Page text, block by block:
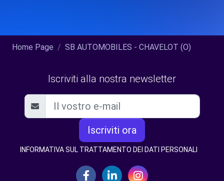
Home Page SB AUTOMOBILES - CHAVELOT (O)
Iscriviti alla nostra newsletter
Iscriviti ora
INFORMATIVA SUL TRATTAMENTO DEI DATI PERSONALI